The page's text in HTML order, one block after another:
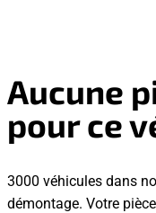
Aucune
pour ce
3000 véhicules dans
démontage. Votre